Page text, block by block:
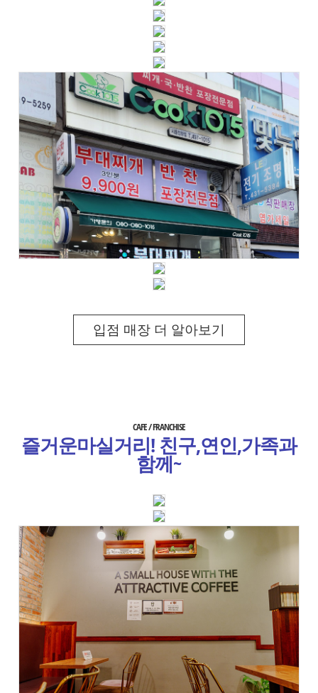
입점 매장 더 알아보기
CAFE / FRANCHISE
즐거운마실거리! 친구,연인,가족과
함께~